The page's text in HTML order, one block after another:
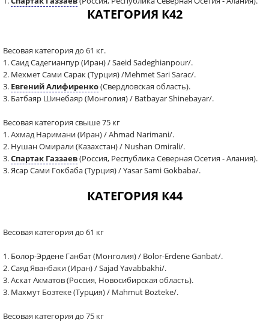
КАТЕГОРИЯ К42
Весовая категория до 61 кг.
1. Саид Садегианпур (Иран) / Saeid Sadeghianpour/.
2. Мехмет Сами Сарак (Турция) /Mehmet Sari Sarac/.
3. Евгений Алифиренко(Свердловская область).
3. Батбаяр Шинебаяр (Монголия) / Batbayar Shinebayar/.
Весовая категория свыше 75 кг
1. Ахмад Наримани (Иран) / Ahmad Narimani/.
2. Нушан Омирали (Казахстан) / Nushan Omirali/.
3.Спартак Газзаев(Россия, Республика Северная Осетия - Алания).
3. Ясар Сами Гокбаба (Турция) / Yasar Sami Gokbaba/.
КАТЕГОРИЯ К44
Весовая категория до 61 кг
1. Болор-Эрдене Ганбат (Монголия) / Bolor-Erdene Ganbat/.
2. Саяд Яванбаки (Иран) / Sajad Yavabbakhi/.
3. Аскат Акматов (Россия, Новосибирская область).
3. Махмут Бозтеке (Турция) / Mahmut Bozteke/.
Весовая категория до 75 кг